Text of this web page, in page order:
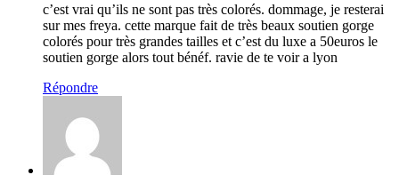
c’est vrai qu’ils ne sont pas très colorés. dommage, je resterai
sur mes freya. cette marque fait de très beaux soutien gorge
colorés pour très grandes tailles et c’est du luxe a 50euros le
soutien gorge alors tout bénéf. ravie de te voir a lyon
Répondre